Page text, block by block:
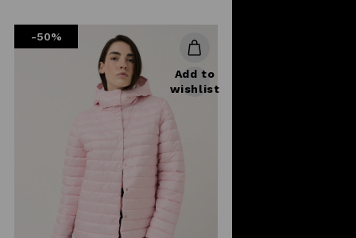
-50%
Add to
wishlist